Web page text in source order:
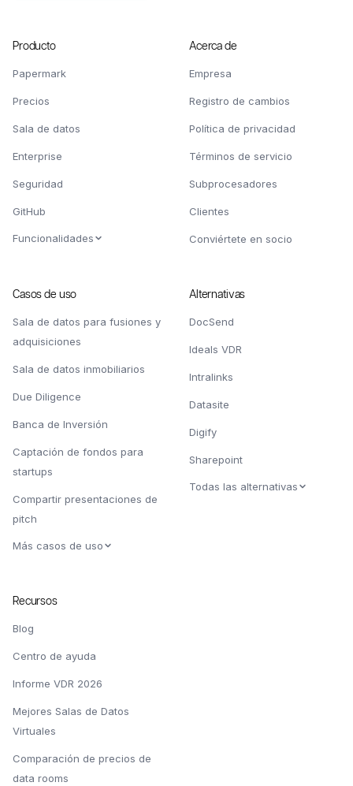
Producto
Papermark
Precios
Sala de datos
Enterprise
Seguridad
GitHub
Funcionalidades
Acerca de
Empresa
Registro de cambios
Política de privacidad
Términos de servicio
Subprocesadores
Clientes
Conviértete en socio
Casos de uso
Sala de datos para fusiones y
adquisiciones
Sala de datos inmobiliarios
Due Diligence
Banca de Inversión
Captación de fondos para
startups
Compartir presentaciones de
pitch
Más casos de uso
Alternativas
DocSend
Ideals VDR
Intralinks
Datasite
Digify
Sharepoint
Todas las alternativas
Recursos
Blog
Centro de ayuda
Informe VDR 2026
Mejores Salas de Datos
Virtuales
Comparación de precios de
data rooms